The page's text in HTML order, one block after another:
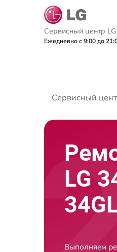
Сервисный центр LG
Ежедневно с 9:00 до
Сервисный
LG
Выполняем